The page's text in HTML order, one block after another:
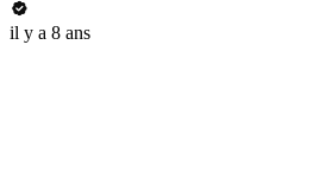
il y a 8 ans